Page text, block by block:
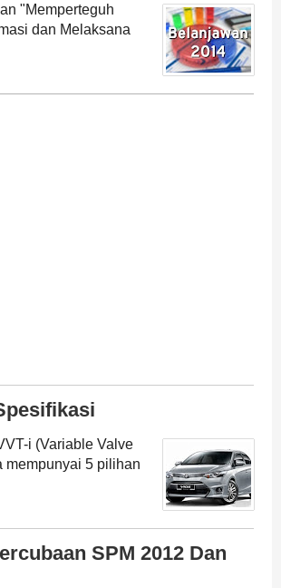
"Memperteguh
dan Melaksana
i (Variable Valve
mempunyai 5 pilihan
SPM 2012 Dan